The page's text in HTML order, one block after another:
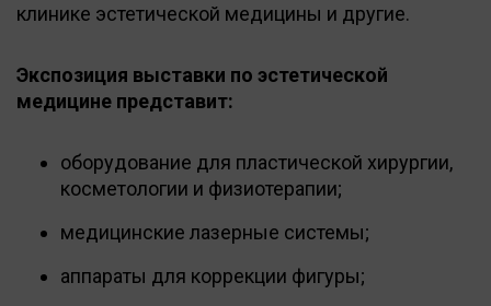
клинике эстетической медицины и другие.
Экспозиция выставки по эстетической
медицине представит:
оборудование для пластической хирургии,
косметологии и физиотерапии;
медицинские лазерные системы;
аппараты для коррекции фигуры;